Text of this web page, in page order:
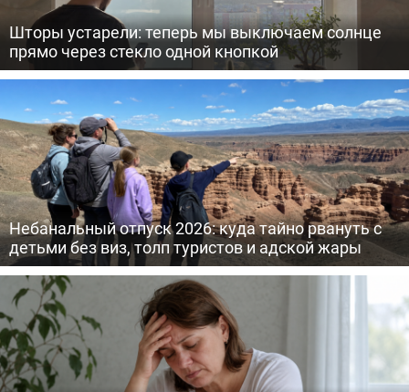
Шторы устарели: теперь мы выключаем солнце
прямо через стекло одной кнопкой
Небанальный отпуск 2026: куда тайно рвануть с
детьми без виз, толп туристов и адской жары